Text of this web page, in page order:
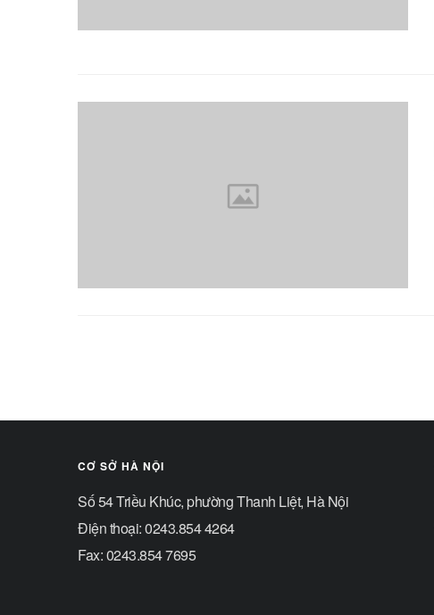
CƠ SỞ HÀ NỘI
Số 54 Triều Khúc, phường Thanh Liệt, Hà Nội
Điện thoại: 0243.854 4264
Fax: 0243.854 7695